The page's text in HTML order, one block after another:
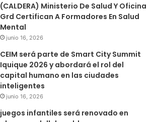
(CALDERA) Ministerio De Salud Y Oficina
Grd Certifican A Formadores En Salud
Mental
junio 16, 2026
CEIM será parte de Smart City Summit
Iquique 2026 y abordará el rol del
capital humano en las ciudades
inteligentes
junio 16, 2026
juegos infantiles será renovado en